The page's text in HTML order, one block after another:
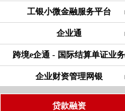
工银小微金融服务平台
企业通
跨境e企通 - 国际结算单证业务
企业财资管理网银
贷款融资